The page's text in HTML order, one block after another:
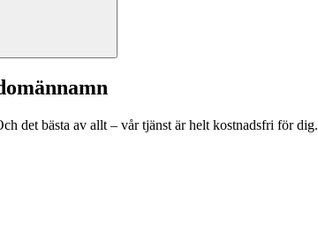
det bästa av allt – vår tjänst är helt kostnadsfri för dig.